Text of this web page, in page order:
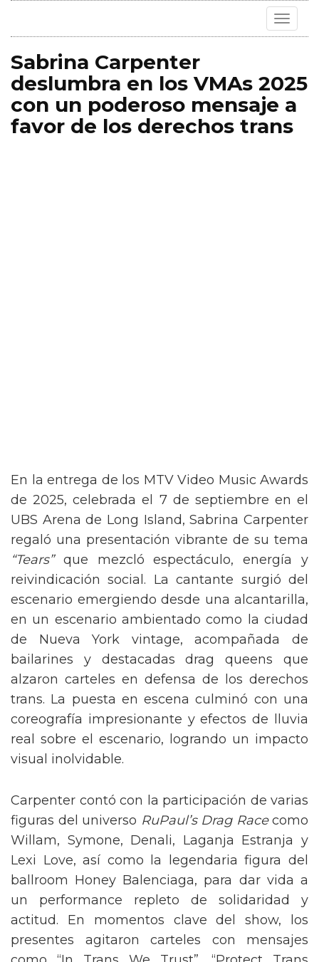
Toggle
Sabrina Carpenter
deslumbra en los VMAs 2025
con un poderoso mensaje a
favor de los derechos trans
En la entrega de los MTV Video Music Awards
de 2025, celebrada el 7 de septiembre en el
UBS Arena de Long Island, Sabrina Carpenter
regaló una presentación vibrante de su tema
“Tears”que mezcló espectáculo, energía y
reivindicación social. La cantante surgió del
escenario emergiendo desde una alcantarilla,
en un escenario ambientado como la ciudad
de Nueva York vintage, acompañada de
bailarines y destacadas drag queens que
alzaron carteles en defensa de los derechos
trans. La puesta en escena culminó con una
coreografía impresionante y efectos de lluvia
real sobre el escenario, logrando un impacto
Carpenter contó con la participación de varias
figuras del universo
RuPaul’s Drag Race
como
Willam, Symone, Denali, Laganja Estranja y
Lexi Love, así como la legendaria figura del
ballroom Honey Balenciaga, para dar vida a
un performance repleto de solidaridad y
actitud. En momentos clave del show, los
presentes agitaron carteles con mensajes